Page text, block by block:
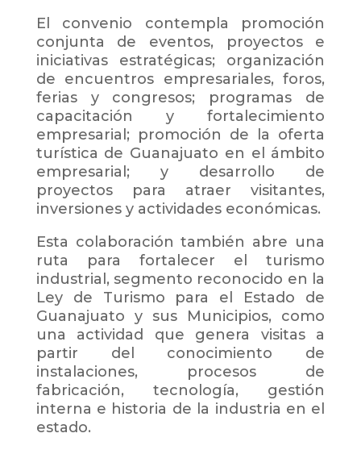
El convenio contempla promoción
conjunta de eventos, proyectos e
iniciativas estratégicas; organización
de encuentros empresariales, foros,
ferias y congresos; programas de
capacitación y fortalecimiento
empresarial; promoción de la oferta
turística de Guanajuato en el ámbito
empresarial; y desarrollo de
proyectos para atraer visitantes,
inversiones y actividades económicas.
Esta colaboración también abre una
ruta para fortalecer el turismo
industrial, segmento reconocido en la
Ley de Turismo para el Estado de
Guanajuato y sus Municipios, como
una actividad que genera visitas a
partir del conocimiento de
instalaciones, procesos de
fabricación, tecnología, gestión
interna e historia de la industria en el
estado.